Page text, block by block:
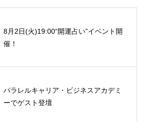
8月2日(火)19:00“開運占い”イベント開
催！
パラレルキャリア・ビジネスアカデミ
ーでゲスト登壇